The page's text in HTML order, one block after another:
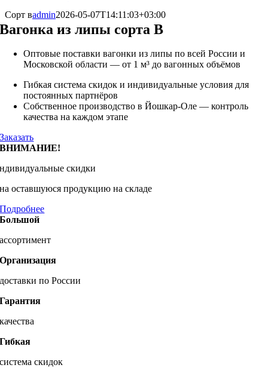
Сорт вadmin2026-05-07T14:11:03+03:00
Вагонка из липы сорта В
Оптовые поставки вагонки из липы по всей России и
Московской области — от 1 м³ до вагонных объёмов
Гибкая система скидок и индивидуальные условия для
постоянных партнёров
Собственное производство в Йошкар-Оле — контроль
качества на каждом этапе
Заказать
ВНИМАНИЕ!
скидки
на оставшуюся продукцию на складе
Подробнее
Большой
ассортимент
Организация
доставки по России
Гарантия
качества
Гибкая
система скидок